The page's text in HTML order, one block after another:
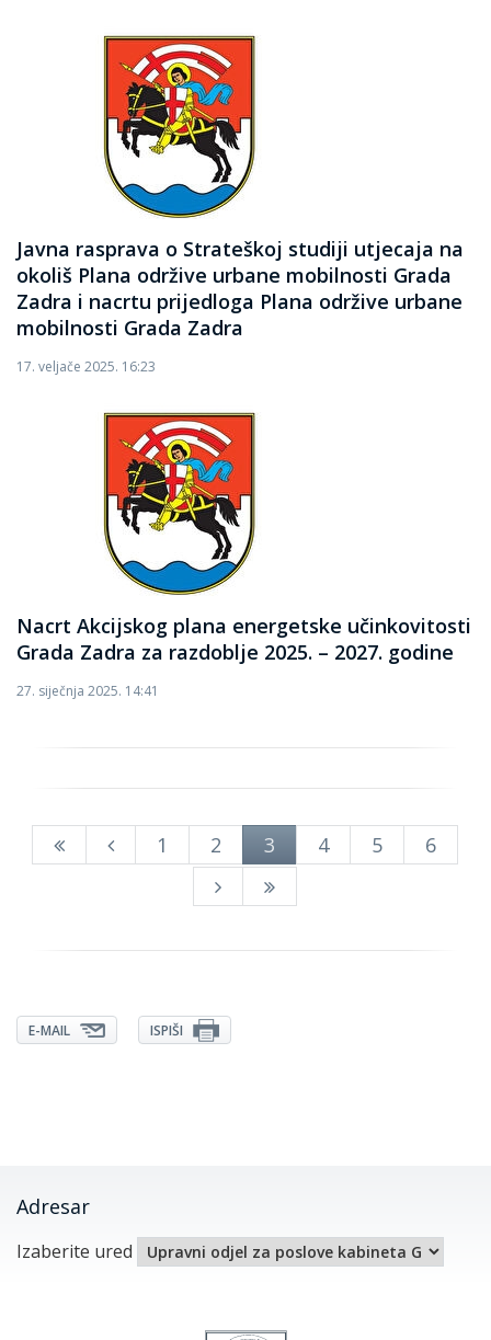
Javna rasprava o Strateškoj studiji utjecaja na
okoliš Plana održive urbane mobilnosti Grada
Zadra i nacrtu prijedloga Plana održive urbane
mobilnosti Grada Zadra
17. veljače 2025. 16:23
Nacrt Akcijskog plana energetske učinkovitosti
Grada Zadra za razdoblje 2025. – 2027. godine
27. siječnja 2025. 14:41
1 2 3 4 5 6
E-MAIL ISPIŠI
Adresar
Izaberite ured